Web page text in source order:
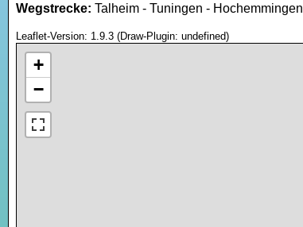
Wegstrecke: Talheim - Tuningen -
Leaflet-Version: 1.9.3 (Draw-Plugin: undefined)
+
−